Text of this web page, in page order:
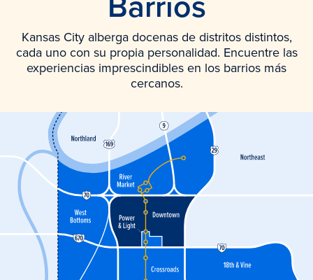
Kansas City alberga docenas de distritos distintos,
cada uno con su propia personalidad. Encuentre las
experiencias imprescindibles en los barrios más
cercanos.